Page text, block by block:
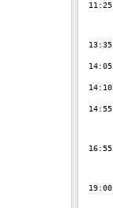
11:25
13:35
14:05
14:10
14:55
16:55
19:00